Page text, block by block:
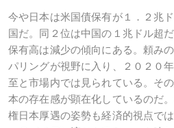
今や日本は米国債保有が１．２兆
国だ。同２位は中国の１兆ドル超
保有高は減少の傾向にある。頼み
パリングが視野に入り、２０２０
至と市場内では見られている。そ
本の存在感が顕在化しているのだ
権日本厚遇の姿勢も経済的視点で